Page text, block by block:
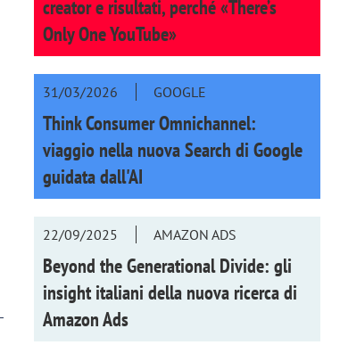
creator e risultati, perché «There’s
Only One YouTube»
31/03/2026 GOOGLE
Think Consumer Omnichannel:
viaggio nella nuova Search di Google
guidata dall'AI
22/09/2025 AMAZON ADS
Beyond the Generational Divide: gli
insight italiani della nuova ricerca di
Amazon Ads